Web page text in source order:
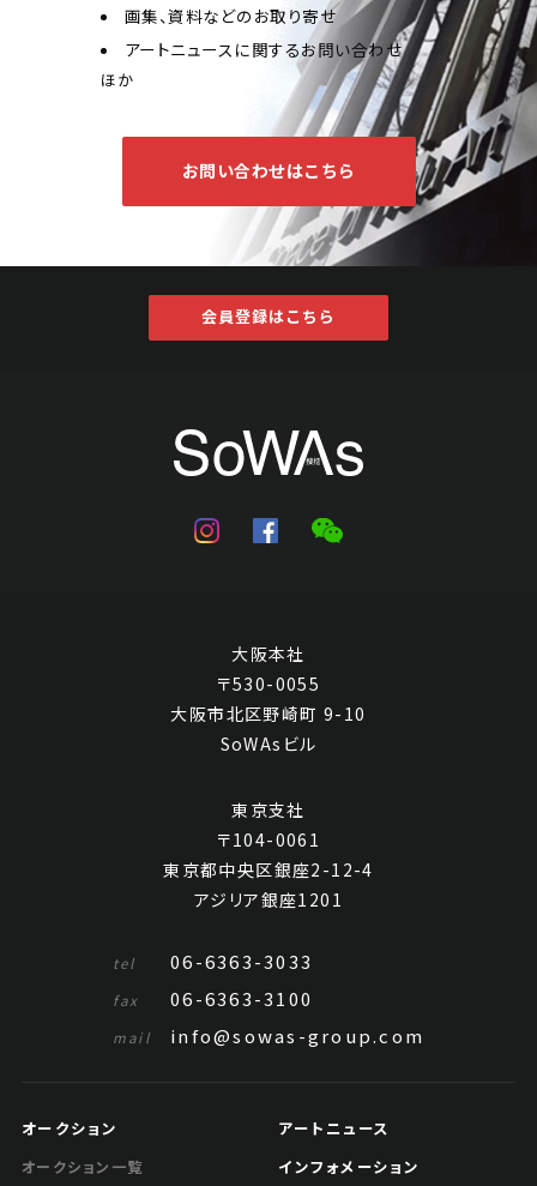
画集、資料などのお取り寄せ
アートニュースに関するお問い合わせ
ほか
お問い合わせはこちら
会員登録はこちら
大阪本社
〒530-0055
大阪市北区野崎町 9-10
SoWAsビル
東京支社
〒104-0061
東京都中央区銀座2-12-4
アジリア銀座1201
tel 06-6363-3033
fax 06-6363-3100
mail info@sowas-group.com
オークション
オークション一覧
アートニュース
インフォメーション